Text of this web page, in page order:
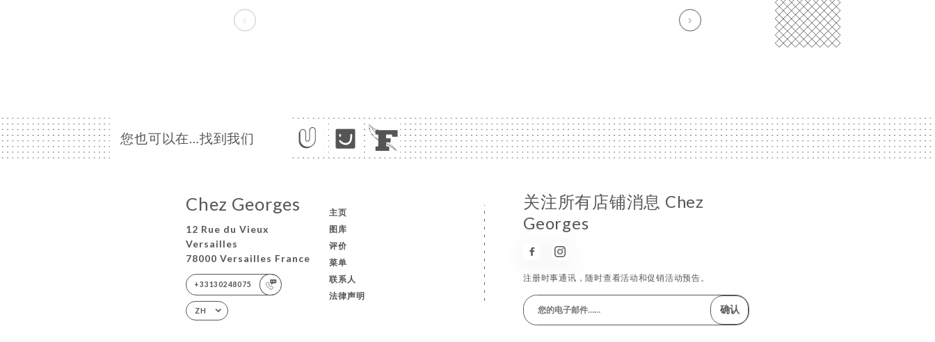
您也可以在…找到我们
Chez Georges
12 Rue du Vieux
Versailles
78000 Versailles France
+33130248075
ZH
主页
图库
评价
菜单
联系人
法律声明
关注所有店铺消息 Chez
Georges
注册时事通讯，随时查看活动和促销活动预告。
确认